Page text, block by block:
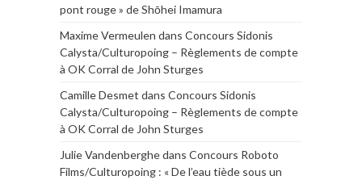
pont rouge » de Shōhei Imamura
Maxime Vermeulen dans Concours Sidonis
Calysta/Culturopoing – Règlements de compte
à OK Corral de John Sturges
Camille Desmet dans Concours Sidonis
Calysta/Culturopoing – Règlements de compte
à OK Corral de John Sturges
Julie Vandenberghedans Concours Roboto
Films/Culturopoing : « De l’eau tiède sous un